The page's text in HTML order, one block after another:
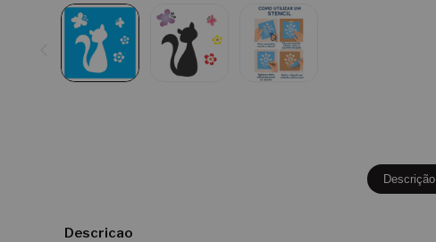
Descrição
Descricao